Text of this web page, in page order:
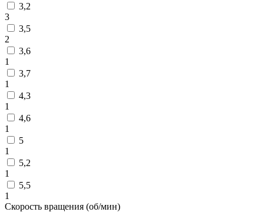
3,2
3
3,5
2
3,6
1
3,7
1
4,3
1
4,6
1
5
1
5,2
1
5,5
1
Скорость вращения (об/мин)